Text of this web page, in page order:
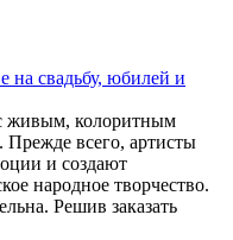
на свадьбу, юбилей и
живым, колоритным
Прежде всего, артисты
и создают
народное творчество.
Решив заказать